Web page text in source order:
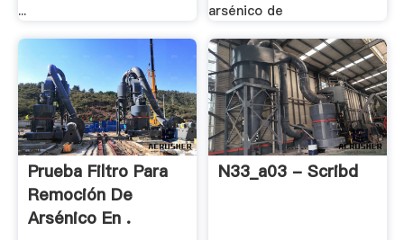
...
arsénico de
Prueba Filtro Para
Remoción De
Arsénico En .
N33_a03 - Scribd